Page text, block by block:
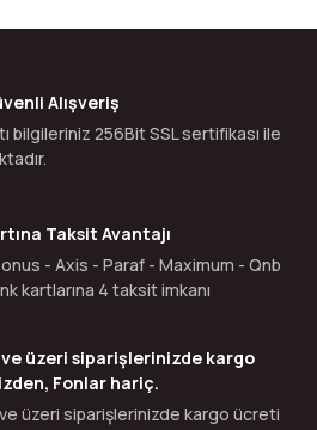
Alışveriş
bilgileriniz 256Bit SSL sertifikası ile
Taksit Avantajı
- Axis - Paraf - Maximum - Qnb
kartlarına 4 taksit imkanı
ve üzeri siparişlerinizde kargo
Fonlar hariç.
üzeri siparişlerinizde kargo ücreti